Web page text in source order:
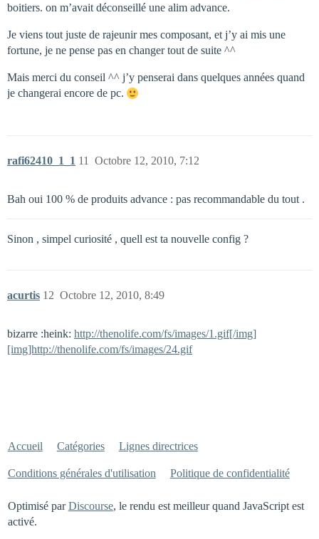
boitiers. on m’avait déconseillé une alim advance.
Je viens tout juste de rajeunir mes composant, et j’y ai mis une
fortune, je ne pense pas en changer tout de suite ^^
Mais merci du conseil ^^ j’y penserai dans quelques années quand
je changerai encore de pc.
rafi62410_1_1 Octobre 12, 2010, 7:12
11
Bah oui 100 % de produits advance : pas recommandable du tout .
Sinon , simpel curiosité , quell est ta nouvelle config ?
acurtis Octobre 12, 2010, 8:49
12
bizarre :heink: http://thenolife.com/fs/images/1.gif[/img]
[img]http://thenolife.com/fs/images/24.gif
Accueil Catégories Lignes directrices
Conditions générales d'utilisation Politique de confidentialité
Optimisé parDiscourse, le rendu est meilleur quand JavaScript est
activé.